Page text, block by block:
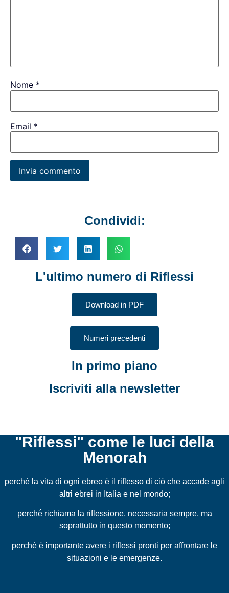
Nome *
Email *
Condividi:
L'ultimo numero di Riflessi
Download in PDF
Numeri precedenti
In primo piano
Iscriviti alla newsletter
"Riflessi" come le luci della
Menorah
perché la vita di ogni ebreo è il riflesso di ciò che accade agli
altri ebrei in Italia e nel mondo;
perché richiama la riflessione, necessaria sempre, ma
soprattutto in questo momento;
perché è importante avere i riflessi pronti per affrontare le
situazioni e le emergenze.